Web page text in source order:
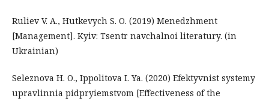
Ruliev V. A., Hutkevych S. O. (2019) Menedzhment
[Management]. Kyiv: Tsentr navchalnoi literatury. (in
Ukrainian)
Seleznova H. O., Ippolitova I. Ya. (2020) Efektyvnist systemy
upravlinnia pidpryiemstvom [Effectiveness of the